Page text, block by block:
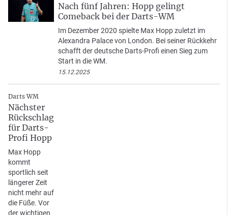
Nach fünf Jahren: Hopp gelingt
Comeback bei der Darts-WM
Im Dezember 2020 spielte Max Hopp zuletzt im
Alexandra Palace von London. Bei seiner Rückkehr
schafft der deutsche Darts-Profi einen Sieg zum
Start in die WM.
15.12.2025
Darts WM
Nächster
Rückschlag
für Darts-
Profi Hopp
Max Hopp
kommt
sportlich seit
längerer Zeit
nicht mehr auf
die Füße. Vor
der wichtigen